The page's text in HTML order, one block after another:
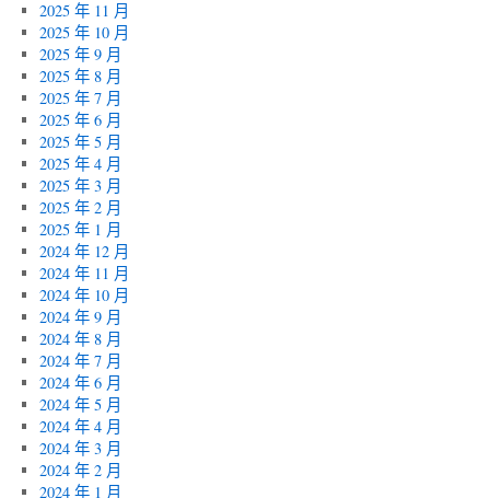
2025 年 11 月
2025 年 10 月
2025 年 9 月
2025 年 8 月
2025 年 7 月
2025 年 6 月
2025 年 5 月
2025 年 4 月
2025 年 3 月
2025 年 2 月
2025 年 1 月
2024 年 12 月
2024 年 11 月
2024 年 10 月
2024 年 9 月
2024 年 8 月
2024 年 7 月
2024 年 6 月
2024 年 5 月
2024 年 4 月
2024 年 3 月
2024 年 2 月
2024 年 1 月